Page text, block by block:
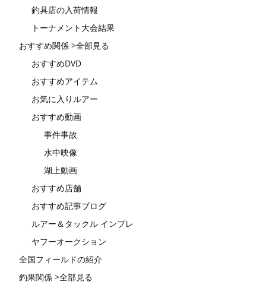
釣具店の入荷情報
トーナメント大会結果
おすすめ関係 >全部見る
おすすめDVD
おすすめアイテム
お気に入りルアー
おすすめ動画
事件事故
水中映像
湖上動画
おすすめ店舗
おすすめ記事ブログ
ルアー＆タックル インプレ
ヤフーオークション
全国フィールドの紹介
釣果関係 >全部見る